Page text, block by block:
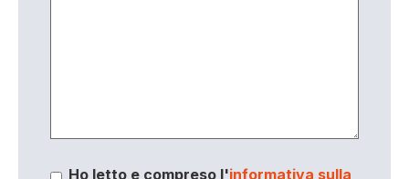
Ho letto e compreso l'informativa sulla